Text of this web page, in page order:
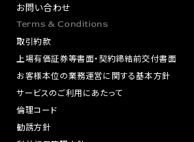
お問い合わせ
Terms & Conditions
取引約款
上場有価証券等書面・契約締結前交付書面
お客様本位の業務運営に関する基本方針
サービスのご利用にあたって
倫理コード
勧誘方針